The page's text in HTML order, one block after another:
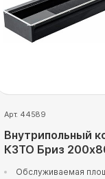
Арт. 44589
Внутрипольный
КЗТО Бриз
Обслуживаемая